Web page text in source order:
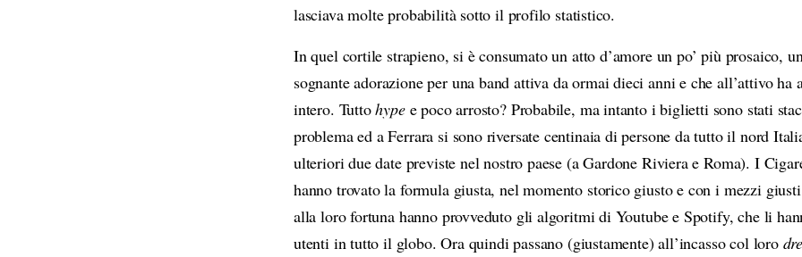
lasciava molte probabilità sotto il profilo statistico.
In quel cortile strapieno, si è consumato un atto d’amore un po’ più prosaico,
sognante adorazione per una band attiva da ormai dieci anni e che all’attivo ha
intero. Tuttohype e poco arrosto? Probabile, ma intanto i biglietti sono stati
problema ed a Ferrara si sono riversate centinaia di persone da tutto il nord
ulteriori due date previste nel nostro paese (a Gardone Riviera e Roma). I
hanno trovato la formula giusta, nel momento storico giusto e con i mezzi
alla loro fortuna hanno provveduto gli algoritmi di Youtube e Spotify, che li
utenti in tutto il globo. Ora quindi passano (giustamente) all’incasso col loro